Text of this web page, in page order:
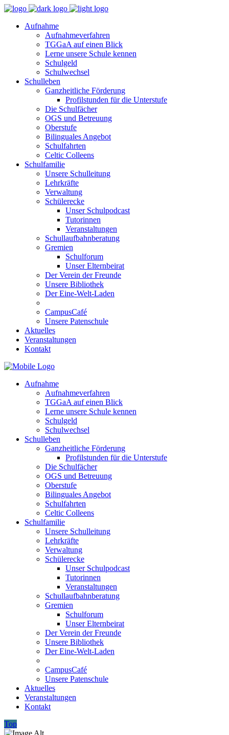
Aufnahme
Aufnahmeverfahren
TGGaA auf einen Blick
Lerne unsere Schule kennen
Schulgeld
Schulwechsel
Schulleben
Ganzheitliche Förderung
Profilstunden für die Unterstufe
Die Schulfächer
OGS und Betreuung
Oberstufe
Bilinguales Angebot
Schulfahrten
Celtic Colleens
Schulfamilie
Unsere Schulleitung
Lehrkräfte
Verwaltung
Schülerecke
Unser Schulpodcast
Tutorinnen
Veranstaltungen
Schullaufbahnberatung
Gremien
Schulforum
Unser Elternbeirat
Der Verein der Freunde
Unsere Bibliothek
Der Eine-Welt-Laden
CampusCafé
Unsere Patenschule
Aktuelles
Veranstaltungen
Kontakt
Aufnahme
Aufnahmeverfahren
TGGaA auf einen Blick
Lerne unsere Schule kennen
Schulgeld
Schulwechsel
Schulleben
Ganzheitliche Förderung
Profilstunden für die Unterstufe
Die Schulfächer
OGS und Betreuung
Oberstufe
Bilinguales Angebot
Schulfahrten
Celtic Colleens
Schulfamilie
Unsere Schulleitung
Lehrkräfte
Verwaltung
Schülerecke
Unser Schulpodcast
Tutorinnen
Veranstaltungen
Schullaufbahnberatung
Gremien
Schulforum
Unser Elternbeirat
Der Verein der Freunde
Unsere Bibliothek
Der Eine-Welt-Laden
CampusCafé
Unsere Patenschule
Aktuelles
Veranstaltungen
Kontakt
Top